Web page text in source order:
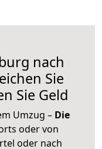
nach
Sie
Sie Geld
Umzug – Die
oder von
oder nach